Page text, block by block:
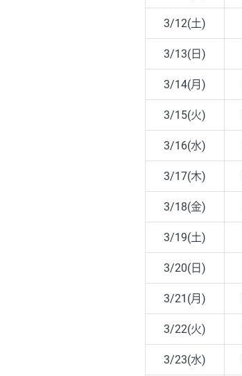
3/12(土)
3/13(日)
3/14(月)
3/15(火)
3/16(水)
3/17(木)
3/18(金)
3/19(土)
3/20(日)
3/21(月)
3/22(火)
3/23(水)